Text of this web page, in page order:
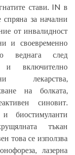
стави. IN в
за начални
от инвалидност
и своевременно
веднага след
и включително
лекарства,
на болката,
синовит.
биостимуланти
тъкан
това се използва
лазерна